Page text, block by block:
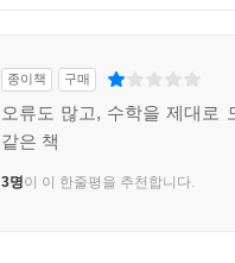
종이책 구매
오류도 많고, 수학을 제대로
같은 책
3명이 이 한줄평을 추천합니다.